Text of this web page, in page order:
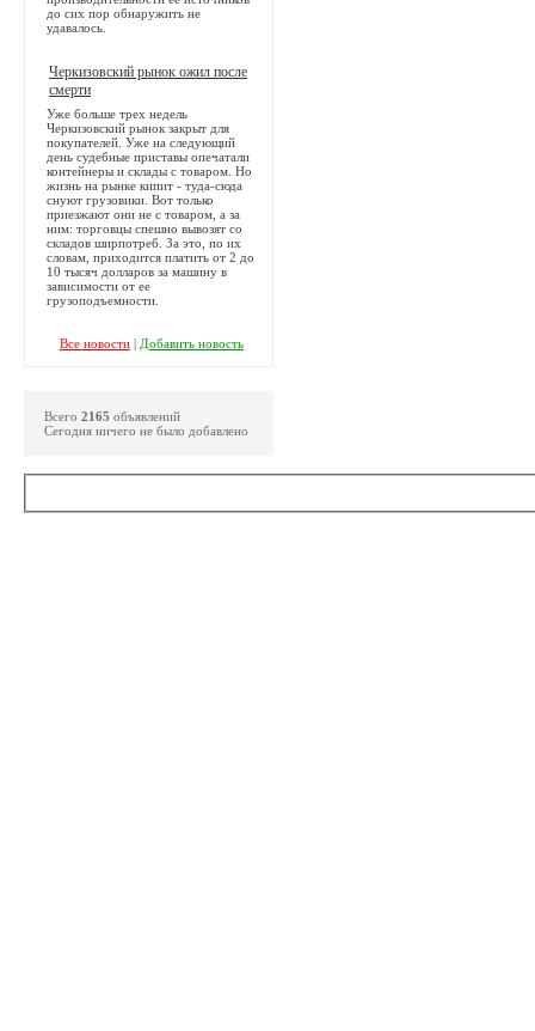
до сих пор обнаружить не
удавалось.
Черкизовский рынок ожил после
смерти
Уже больше трех недель
Черкизовский рынок закрыт для
покупателей. Уже на следующий
день судебные приставы опечатали
контейнеры и склады с товаром. Но
жизнь на рынке кипит - туда-сюда
снуют грузовики. Вот только
приезжают они не с товаром, а за
ним: торговцы спешно вывозят со
складов ширпотреб. За это, по их
словам, приходится платить от 2 до
10 тысяч долларов за машину в
зависимости от ее
грузоподъемности.
Все новости| Добавить новость
Всего 2165 объявлений
Сегодня ничего не было добавлено